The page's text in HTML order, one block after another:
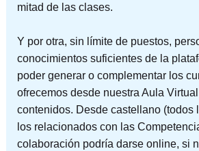
mitad de las clases.
Y por otra, sin límite de puestos,
conocimientos suficientes de la
poder generar o complementar los
ofrecemos desde nuestra Aula
contenidos. Desde castellano (todos
los relacionados con las
colaboración podría darse online, si